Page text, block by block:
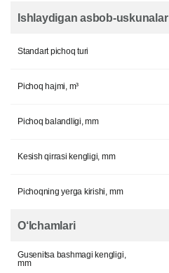
Ishlaydigan asbob-uskunalar
Standart pichoq turi
Pichoq hajmi, m³
Pichoq balandligi, mm
Kesish qirrasi kengligi, mm
Pichoqning yerga kirishi, mm
O‘lchamlari
Gusenitsa bashmagi kengligi,
mm